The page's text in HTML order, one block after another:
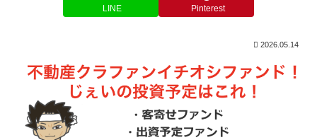
LINE Pinterest
2026.05.14